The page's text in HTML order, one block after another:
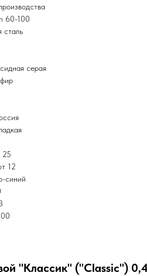
60-100
сталь
серая
25
12
синий
"Классик" ("Classic")